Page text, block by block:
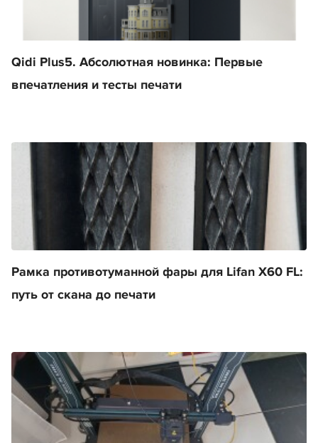
Qidi Plus5. Абсолютная новинка: Первые
впечатления и тесты печати
Рамка противотуманной фары для Lifan X60 FL:
путь от скана до печати